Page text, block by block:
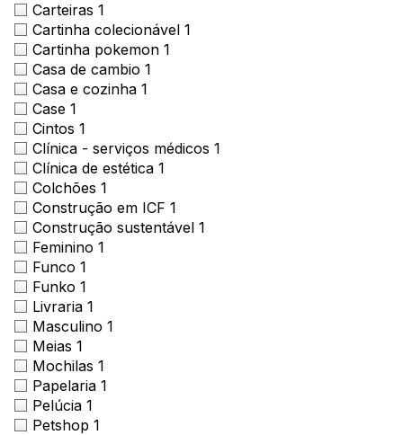
Carteiras 1
Cartinha colecionável 1
Cartinha pokemon 1
Casa de cambio 1
Casa e cozinha 1
Case 1
Cintos 1
Clínica - serviços médicos 1
Clínica de estética 1
Colchões 1
Construção em ICF 1
Construção sustentável 1
Feminino 1
Funco 1
Funko 1
Livraria 1
Masculino 1
Meias 1
Mochilas 1
Papelaria 1
Pelúcia 1
Petshop 1